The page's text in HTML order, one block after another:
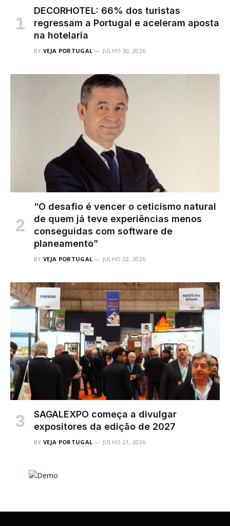
DECORHOTEL: 66% dos turistas
regressam a Portugal e aceleram aposta
na hotelaria
BY VEJA PORTUGAL JULHO 30, 2026
“O desafio é vencer o ceticismo natural
de quem já teve experiências menos
conseguidas com software de
planeamento”
BY VEJA PORTUGAL JULHO 22, 2026
SAGALEXPO começa a divulgar
expositores da edição de 2027
BY VEJA PORTUGAL JULHO 21, 2026